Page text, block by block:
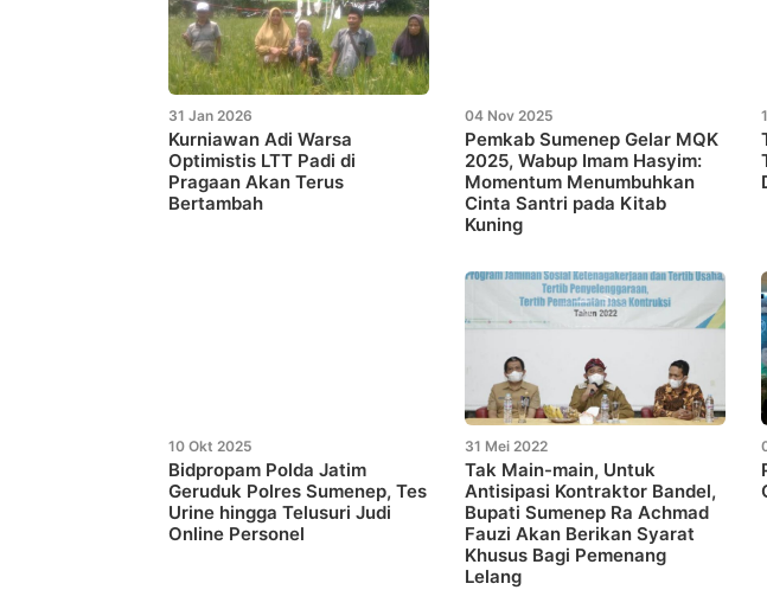
31 Jan 2026
Kurniawan Adi Warsa
Optimistis LTT Padi di
Pragaan Akan Terus
Bertambah
04 Nov 2025
Pemkab Sumenep Gelar MQK
2025, Wabup Imam Hasyim:
Momentum Menumbuhkan
Cinta Santri pada Kitab
Kuning
10 Okt 2025
Bidpropam Polda Jatim
Geruduk Polres Sumenep, Tes
Urine hingga Telusuri Judi
Online Personel
31 Mei 2022
Tak Main-main, Untuk
Antisipasi Kontraktor Bandel,
Bupati Sumenep Ra Achmad
Fauzi Akan Berikan Syarat
Khusus Bagi Pemenang
Lelang